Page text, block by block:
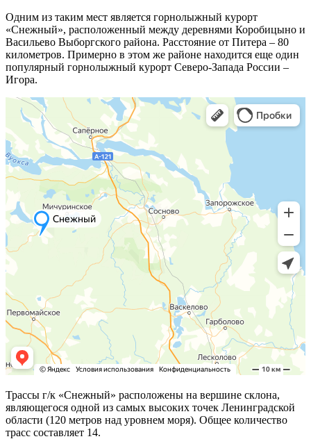
Одним из таким мест является горнолыжный курорт
«Снежный», расположенный между деревнями Коробицыно и
Васильево Выборгского района. Расстояние от Питера – 80
километров. Примерно в этом же районе находится еще один
популярный горнолыжный курорт Северо-Запада России –
Игора.
Трассы г/к «Снежный» расположены на вершине склона,
являющегося одной из самых высоких точек Ленинградской
области (120 метров над уровнем моря). Общее количество
трасс составляет 14.